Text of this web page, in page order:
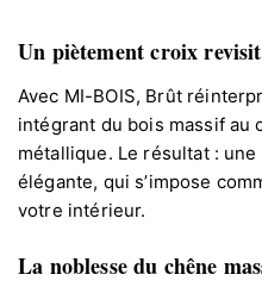
Un piètement croix
Avec MI-BOIS, Brût
intégrant du bois massif
métallique. Le résultat :
élégante, qui s’impose
votre intérieur.
La noblesse du chêne